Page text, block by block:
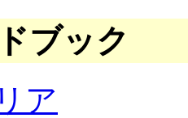
ブック
ア